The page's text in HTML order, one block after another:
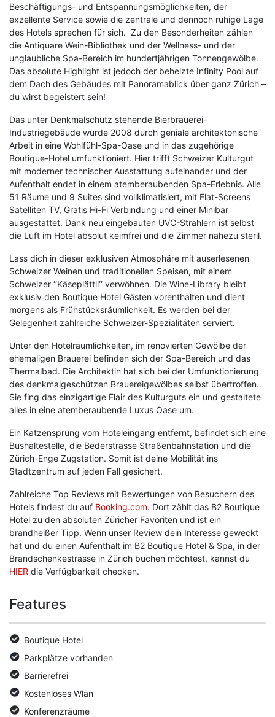
Beschäftigungs- und Entspannungsmöglichkeiten, der
exzellente Service sowie die zentrale und dennoch ruhige Lage
des Hotels sprechen für sich. Zu den Besonderheiten zählen
die Antiquare Wein-Bibliothek und der Wellness- und der
unglaubliche Spa-Bereich im hundertjährigen Tonnengewölbe.
Das absolute Highlight ist jedoch der beheizte Infinity Pool auf
dem Dach des Gebäudes mit Panoramablick über ganz Zürich –
du wirst begeistert sein!
Das unter Denkmalschutz stehende Bierbrauerei-
Industriegebäude wurde 2008 durch geniale architektonische
Arbeit in eine Wohlfühl-Spa-Oase und in das zugehörige
Boutique-Hotel umfunktioniert. Hier trifft Schweizer Kulturgut
mit moderner technischer Ausstattung aufeinander und der
Aufenthalt endet in einem atemberaubenden Spa-Erlebnis. Alle
51 Räume und 9 Suites sind vollklimatisiert, mit Flat-Screens
Satelliten TV, Gratis Hi-Fi Verbindung und einer Minibar
ausgestattet. Dank neu eingebauten UVC-Strahlern ist selbst
die Luft im Hotel absolut keimfrei und die Zimmer nahezu steril.
Lass dich in dieser exklusiven Atmosphäre mit auserlesenen
Schweizer Weinen und traditionellen Speisen, mit einem
Schweizer ‘‘Käseplättli‘‘ verwöhnen. Die Wine-Library bleibt
exklusiv den Boutique Hotel Gästen vorenthalten und dient
morgens als Frühstücksräumlichkeit. Es werden bei der
Gelegenheit zahlreiche Schweizer-Spezialitäten serviert.
Unter den Hotelräumlichkeiten, im renovierten Gewölbe der
ehemaligen Brauerei befinden sich der Spa-Bereich und das
Thermalbad. Die Architektin hat sich bei der Umfunktionierung
des denkmalgeschützen Brauereigewölbes selbst übertroffen.
Sie fing das einzigartige Flair des Kulturguts ein und gestaltete
alles in eine atemberaubende Luxus Oase um.
Ein Katzensprung vom Hoteleingang entfernt, befindet sich eine
Bushaltestelle, die Bederstrasse Straßenbahnstation und die
Zürich-Enge Zugstation. Somit ist deine Mobilität ins
Stadtzentrum auf jeden Fall gesichert.
Zahlreiche Top Reviews mit Bewertungen von Besuchern des
Hotels findest du auf Booking.com. Dort zählt das B2 Boutique
Hotel zu den absoluten Züricher Favoriten und ist ein
brandheißer Tipp. Wenn unser Review dein Interesse geweckt
hat und du einen Aufenthalt im B2 Boutique Hotel & Spa, in der
Brandschenkestrasse in Zürich buchen möchtest, kannst du
HIER die Verfügbarkeit checken.
Features
Boutique Hotel
Parkplätze vorhanden
Barrierefrei
Kostenloses Wlan
Konferenzräume